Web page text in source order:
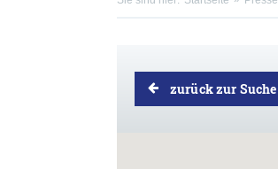
zurück zur Suche